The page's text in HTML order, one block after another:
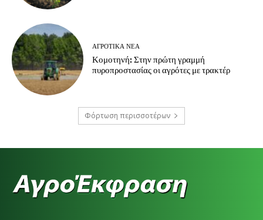
ΑΓΡΟΤΙΚΆ ΝΈΑ
Κομοτηνή: Στην πρώτη γραμμή
πυροπροστασίας οι αγρότες με τρακτέρ
Φόρτωση περισσοτέρων